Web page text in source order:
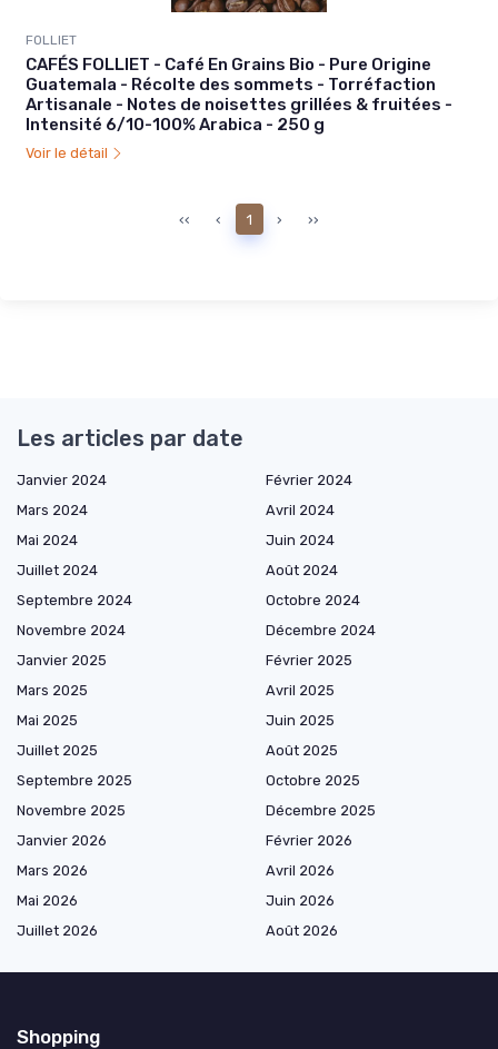
FOLLIET
CAFÉS FOLLIET - Café En Grains Bio - Pure Origine
Guatemala - Récolte des sommets - Torréfaction
Artisanale - Notes de noisettes grillées & fruitées -
Intensité 6/10-100% Arabica - 250 g
Voir le détail
‹‹ ‹ 1 › ››
Les articles par date
Janvier 2024
Février 2024
Mars 2024
Avril 2024
Mai 2024
Juin 2024
Juillet 2024
Août 2024
Septembre 2024
Octobre 2024
Novembre 2024
Décembre 2024
Janvier 2025
Février 2025
Mars 2025
Avril 2025
Mai 2025
Juin 2025
Juillet 2025
Août 2025
Septembre 2025
Octobre 2025
Novembre 2025
Décembre 2025
Janvier 2026
Février 2026
Mars 2026
Avril 2026
Mai 2026
Juin 2026
Juillet 2026
Août 2026
Shopping